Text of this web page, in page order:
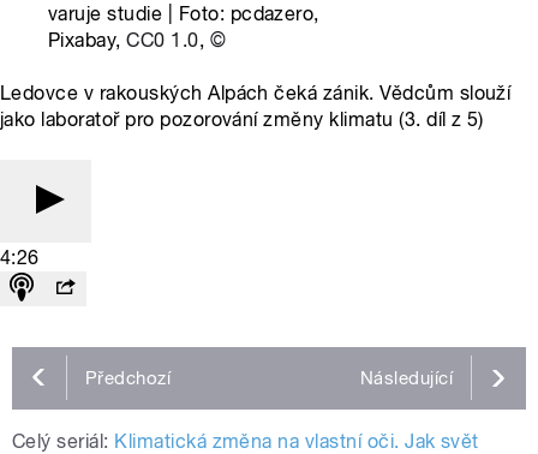
varuje studie | Foto: pcdazero,
Pixabay,CC0 1.0, ©
Ledovce v rakouských Alpách čeká zánik. Vědcům slouží
jako laboratoř pro pozorování změny klimatu (3. díl z 5)
4:26
Předchozí Následující
Celý seriál: Klimatická změna na vlastní oči. Jak svět